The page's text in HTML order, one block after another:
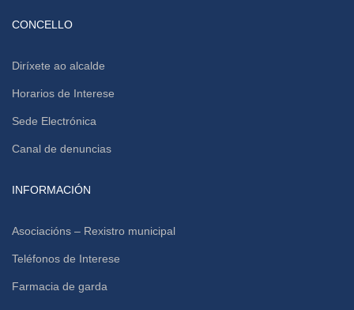
CONCELLO
Diríxete ao alcalde
Horarios de Interese
Sede Electrónica
Canal de denuncias
INFORMACIÓN
Asociacións – Rexistro municipal
Teléfonos de Interese
Farmacia de garda